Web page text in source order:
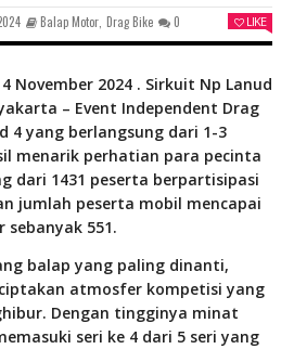
Balap Motor, Drag Bike 0 LIKE
November 2024 . Sirkuit Np Lanud
– Event Independent Drag
4 yang berlangsung dari 1-3
menarik perhatian para pecinta
dari 1431 peserta berpartisipasi
jumlah peserta mobil mencapai
sebanyak 551.
balap yang paling dinanti,
atmosfer kompetisi yang
Dengan tingginya minat
seri ke 4 dari 5 seri yang